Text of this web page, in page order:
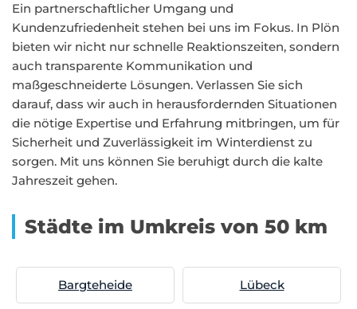
Ein partnerschaftlicher Umgang und
Kundenzufriedenheit stehen bei uns im Fokus. In Plön
bieten wir nicht nur schnelle Reaktionszeiten, sondern
auch transparente Kommunikation und
maßgeschneiderte Lösungen. Verlassen Sie sich
darauf, dass wir auch in herausfordernden Situationen
die nötige Expertise und Erfahrung mitbringen, um für
Sicherheit und Zuverlässigkeit im Winterdienst zu
sorgen. Mit uns können Sie beruhigt durch die kalte
Jahreszeit gehen.
Städte im Umkreis von 50 km
Bargteheide Lübeck